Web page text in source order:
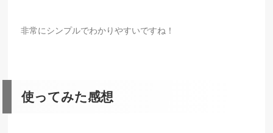
非常にシンプルでわかりやすいですね！
使ってみた感想